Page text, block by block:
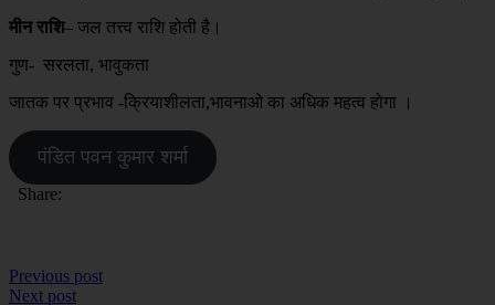
मीन राशि– जल तत्त्व राशि होती है।
गुण- सरलता, भावुकता
जातक पर प्रभाव -क्रियाशीलता,भावनाओ का अधिक महत्व होगा ।
पंडित पवन कुमार शर्मा
Share:
Previous post
Next post